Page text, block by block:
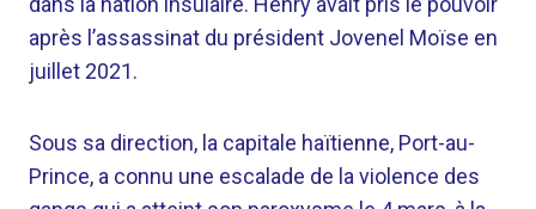
après l’assassinat du président Jovenel Moïse en
juillet 2021.
Sous sa direction, la capitale haïtienne, Port-au-
Prince, a connu une escalade de la violence des